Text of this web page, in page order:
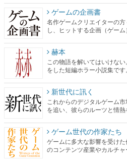
ゲームの企画書
名作ゲームクリエイターの
し、ヒットする企画（ゲー
赫本
この物語を解いてはいけな
をした短編ホラー小説集です。
新世代に訊く
これからのデジタルゲーム
を追い、彼らのルーツと情熱
ゲーム世代の作家たち
ゲームに多大な影響を受け
のコンテンツ産業やカルチャ